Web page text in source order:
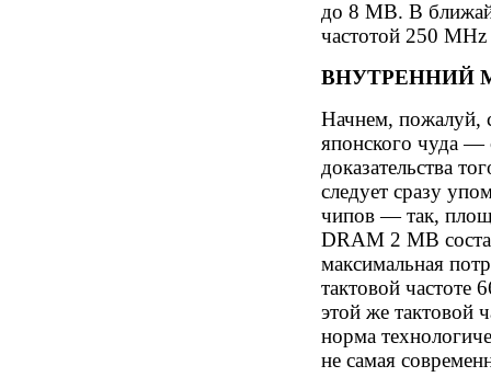
до 8 МВ. В
частотой 250
ВНУТРЕННИЙ
Начнем, пожалуй,
японского чуда —
доказательства
следует сразу
чипов — так,
DRAM 2 МВ
максимальная
тактовой частоте
этой же тактовой
норма
не самая